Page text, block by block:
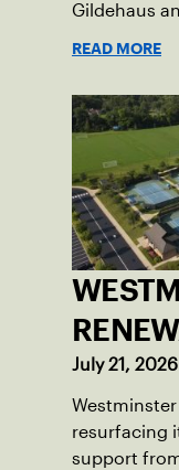
Gildehaus
READ MORE
July 21, 2026
resurfacing
support